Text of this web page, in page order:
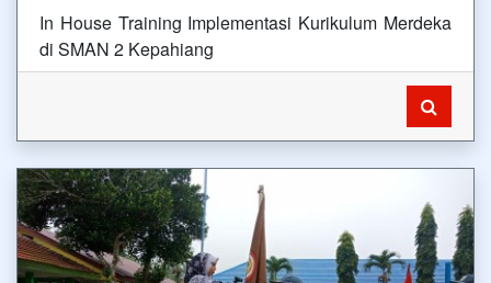
In House Training Implementasi Kurikulum Merdeka
di SMAN 2 Kepahiang